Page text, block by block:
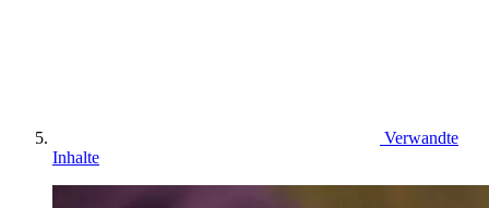
Verwandte
Inhalte